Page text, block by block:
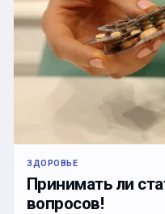
ЗДОРОВЬЕ
Принимать ли
вопросов!